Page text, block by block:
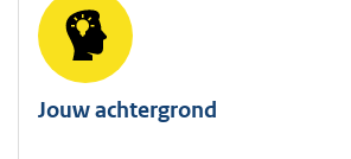
Jouw achtergrond